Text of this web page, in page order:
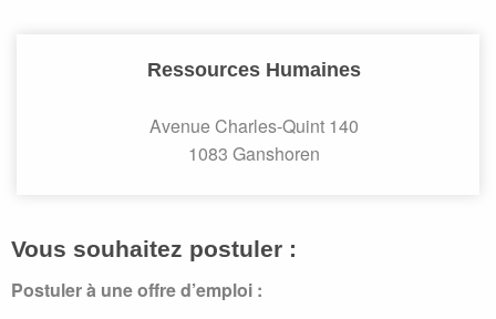
Ressources Humaines
Avenue Charles-Quint 140
1083 Ganshoren
Vous souhaitez postuler :
Postuler à une offre d’emploi :